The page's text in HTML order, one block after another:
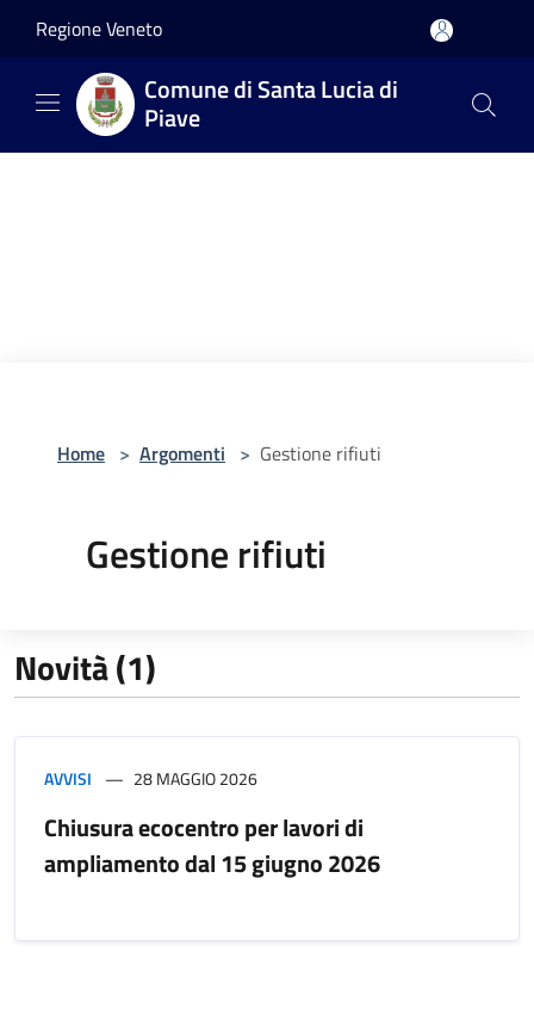
Regione Veneto
Comune di Santa Lucia di
Piave
Home > Argomenti > Gestione rifiuti
Gestione rifiuti
Novità (1)
AVVISI 28 MAGGIO 2026
Chiusura ecocentro per lavori di
ampliamento dal 15 giugno 2026